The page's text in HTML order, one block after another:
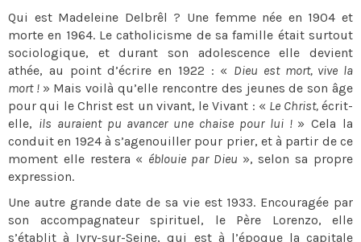
Qui est Madeleine Delbrêl ? Une femme née en 1904 et
morte en 1964. Le catholicisme de sa famille était surtout
sociologique, et durant son adolescence elle devient
athée, au point d’écrire en 1922 : « Dieu est mort, vive la
mort ! » Mais voilà qu’elle rencontre des jeunes de son âge
pour qui le Christ est un vivant, le Vivant : « Le Christ,écrit-
elle, ils auraient pu avancer une chaise pour lui ! » Cela la
conduit en 1924 à s’agenouiller pour prier, et à partir de ce
moment elle restera « éblouie par Dieu », selon sa propre
expression.
Une autre grande date de sa vie est 1933. Encouragée par
son accompagnateur spirituel, le Père Lorenzo, elle
s’établit à Ivry-sur-Seine, qui est à l’époque la capitale